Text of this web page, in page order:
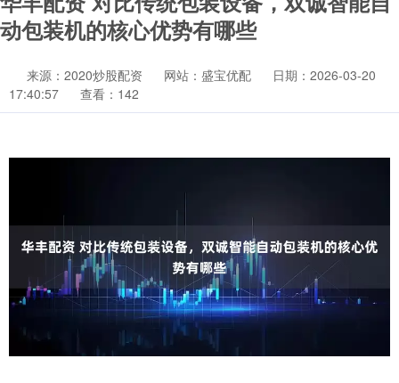
动包装机的核心优势有哪些
来源：2020炒股配资 网站：盛宝优配
日期：2026-03-20
17:40:57
查看：142